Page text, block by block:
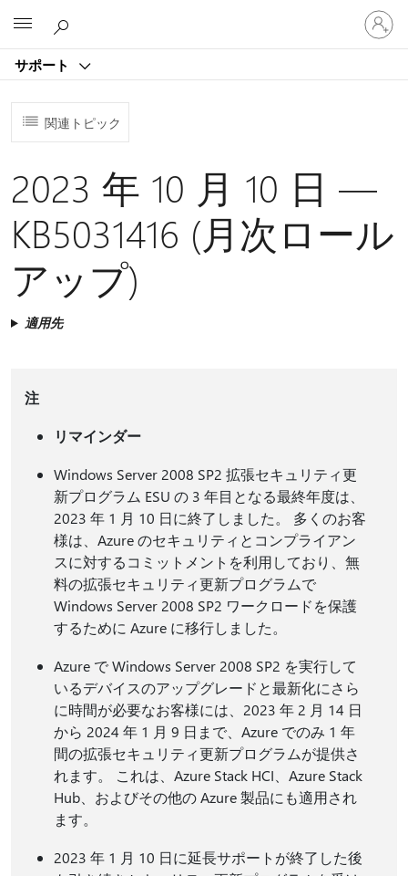
サポート
ア
カ
ウ
す
る
関連トピック
2023 年 10 月 10 日 —
KB5031416 (月次ロール
アップ)
適用先
注
リマインダー
Windows Server 2008 SP2 拡張セキュリティ更
新プログラム ESU の 3 年目となる最終年度は、
2023 年 1 月 10 日に終了しました。 多くのお客
様は、Azure のセキュリティとコンプライアン
スに対するコミットメントを利用しており、無
料の拡張セキュリティ更新プログラムで
Windows Server 2008 SP2 ワークロードを保護
するために Azure に移行しました。
Azure で Windows Server 2008 SP2 を実行して
いるデバイスのアップグレードと最新化にさら
に時間が必要なお客様には、2023 年 2 月 14 日
から 2024 年 1 月 9 日まで、Azure でのみ 1 年
間の拡張セキュリティ更新プログラムが提供さ
れます。 これは、Azure Stack HCI、Azure Stack
Hub、およびその他の Azure 製品にも適用され
ます。
2023 年 1 月 10 日に延長サポートが終了した後